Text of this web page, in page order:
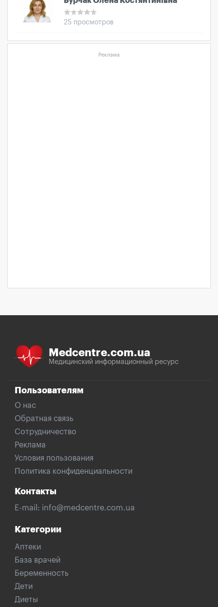
25 просмотров
Реклама
Medcentre.com.ua
Медицинский информационный ресурс
Пользователям
О нас
Обратная связь
Сотрудничество
Реклама
Условия пользования
Политика конфиденциальности
Контакты
E-mail: info@medcentre.com.ua
Категории
Аптеки
База врачей
Беременность
Дети
Диеты